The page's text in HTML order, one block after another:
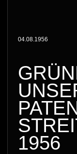
1956
04.08.1956